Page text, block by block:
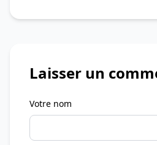
Laisser un
Votre nom